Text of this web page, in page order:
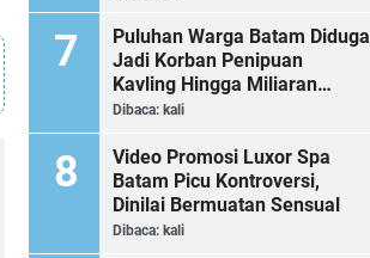
Puluhan Warga Batam Diduga
Jadi Korban Penipuan
Kavling Hingga Miliaran
Rupiah, Laporan ke Polda
Dibaca: kali
Video Promosi Luxor Spa
Batam Picu Kontroversi,
Dinilai Bermuatan Sensual
Dibaca: kali